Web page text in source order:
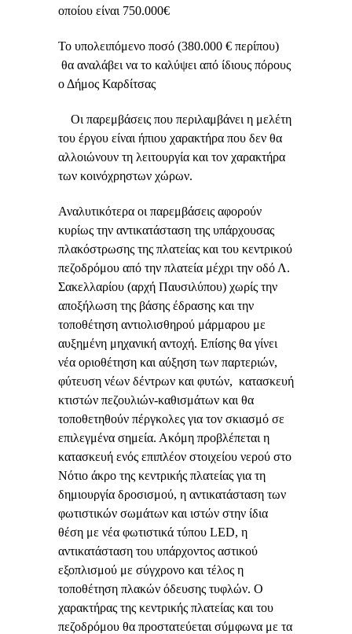
οποίου είναι 750.000€
Το υπολειπόμενο ποσό (380.000 € περίπου)
θα αναλάβει να το καλύψει από ίδιους πόρους
ο Δήμος Καρδίτσας
Οι παρεμβάσεις που περιλαμβάνει η μελέτη
του έργου είναι ήπιου χαρακτήρα που δεν θα
αλλοιώνουν τη λειτουργία και τον χαρακτήρα
των κοινόχρηστων χώρων.
Αναλυτικότερα οι παρεμβάσεις αφορούν
κυρίως την αντικατάσταση της υπάρχουσας
πλακόστρωσης της πλατείας και του κεντρικού
πεζοδρόμου από την πλατεία μέχρι την οδό Λ.
Σακελλαρίου (αρχή Παυσιλύπου) χωρίς την
αποξήλωση της βάσης έδρασης και την
τοποθέτηση αντιολισθηρού μάρμαρου με
αυξημένη μηχανική αντοχή. Επίσης θα γίνει
νέα οριοθέτηση και αύξηση των παρτεριών,
φύτευση νέων δέντρων και φυτών, κατασκευή
κτιστών πεζουλιών-καθισμάτων και θα
τοποθετηθούν πέργκολες για τον σκιασμό σε
επιλεγμένα σημεία. Ακόμη προβλέπεται η
κατασκευή ενός επιπλέον στοιχείου νερού στο
Νότιο άκρο της κεντρικής πλατείας για τη
δημιουργία δροσισμού, η αντικατάσταση των
φωτιστικών σωμάτων και ιστών στην ίδια
θέση με νέα φωτιστικά τύπου LED, η
αντικατάσταση του υπάρχοντος αστικού
εξοπλισμού με σύγχρονο και τέλος η
τοποθέτηση πλακών όδευσης τυφλών. Ο
χαρακτήρας της κεντρικής πλατείας και του
πεζοδρόμου θα προστατεύεται σύμφωνα με τα